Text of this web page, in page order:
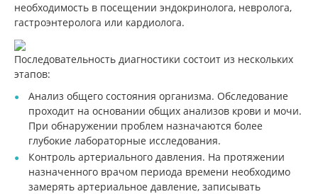
необходимость в посещении эндокринолога, невролога,
гастроэнтеролога или кардиолога.
Последовательность диагностики состоит из нескольких
этапов:
Анализ общего состояния организма. Обследование
проходит на основании общих анализов крови и мочи.
При обнаружении проблем назначаются более
глубокие лабораторные исследования.
Контроль артериального давления. На протяжении
назначенного врачом периода времени необходимо
замерять артериальное давление, записывать